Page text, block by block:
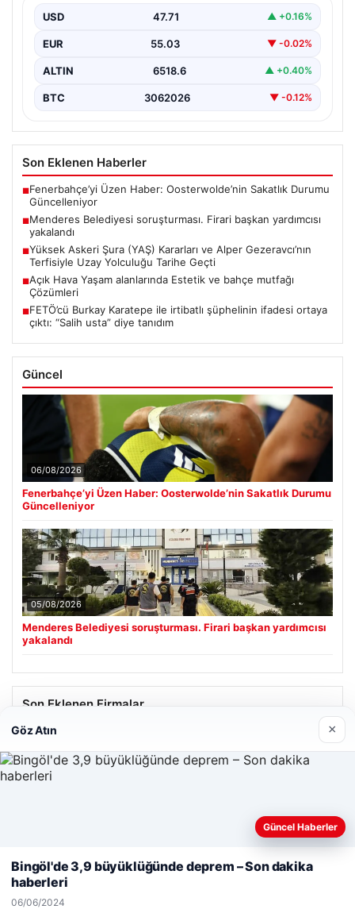
Sonuçlandı: Firari Başkan Yardımcısı Yakalandı”,
“content”: “ İzmir’in…
USD 47.71 ▲ +0.16%
EUR 55.03 ▼ -0.02%
ALTIN 6518.6 ▲ +0.40%
BTC 3062026 ▼ -0.12%
Son Eklenen Haberler
■Fenerbahçe’yi Üzen Haber: Oosterwolde’nin Sakatlık Durumu
Güncelleniyor
■Menderes Belediyesi soruşturması. Firari başkan yardımcısı
yakalandı
■Yüksek Askeri Şura (YAŞ) Kararları ve Alper Gezeravcı’nın
Terfisiyle Uzay Yolculuğu Tarihe Geçti
■Açık Hava Yaşam alanlarında Estetik ve bahçe mutfağı
Çözümleri
■FETÖ’cü Burkay Karatepe ile irtibatlı şüphelinin ifadesi ortaya
çıktı: “Salih usta” diye tanıdım
Güncel
06/08/2026
Fenerbahçe’yi Üzen Haber: Oosterwolde’nin Sakatlık Durumu
Güncelleniyor
05/08/2026
Menderes Belediyesi soruşturması. Firari başkan yardımcısı
yakalandı
Son Eklenen Firmalar
Web sitemizi nasıl kullandığınızı daha iyi anlayabilmek,
kullanıyoruz.Çerez Politikamız
Göz Atın ×
Güncel Haberler
Bingöl'de 3,9 büyüklüğünde deprem – Son dakika
haberleri
06/06/2024